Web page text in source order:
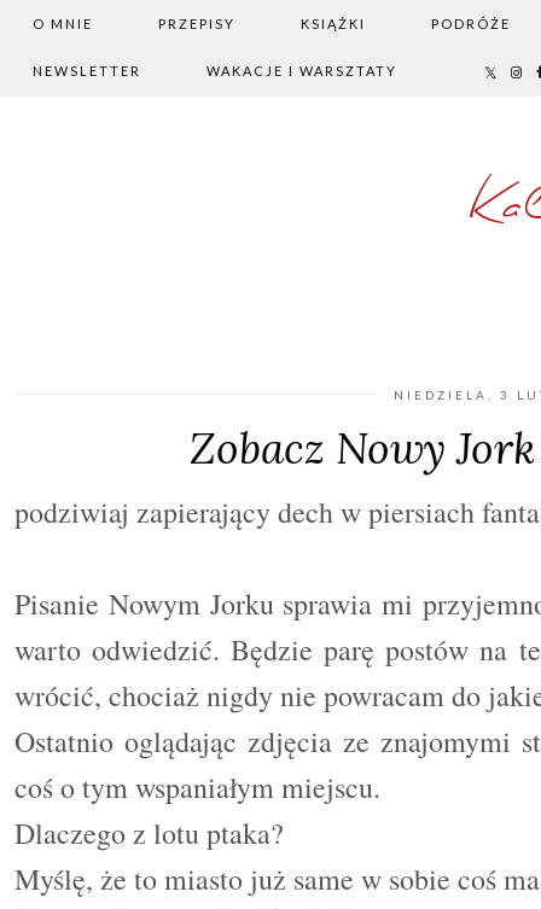
O MNIE PRZEPISY KSIĄŻKI PODRÓŻE
NEWSLETTER WAKACJE I WARSZTATY
NIEDZIELA, 3
Zobacz Nowy
podziwiaj zapierający dech w piersiach
Pisanie Nowym Jorku sprawia mi
warto odwiedzić. Będzie parę postów na
wrócić, chociaż nigdy nie powracam do
Ostatnio oglądając zdjęcia ze znajomymi
coś o tym wspaniałym miejscu.
Dlaczego z lotu ptaka?
Myślę, że to miasto już same w sobie coś